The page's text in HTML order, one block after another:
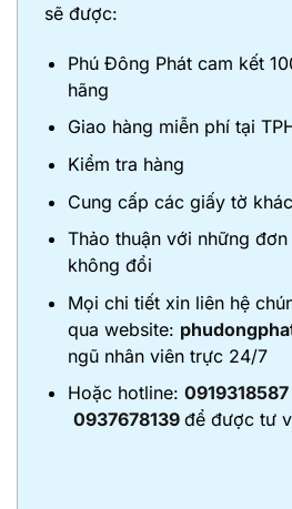
sẽ được:
Phú Đông Phát cam kết
hãng
Giao hàng miễn phí tại
Kiểm tra hàng
Cung cấp các giấy tờ
Thảo thuận với những
không đổi
Mọi chi tiết xin liên hệ
qua website:
ngũ nhân viên trực 24/7
Hoặc hotline: 0919318587
0937678139 để được tư